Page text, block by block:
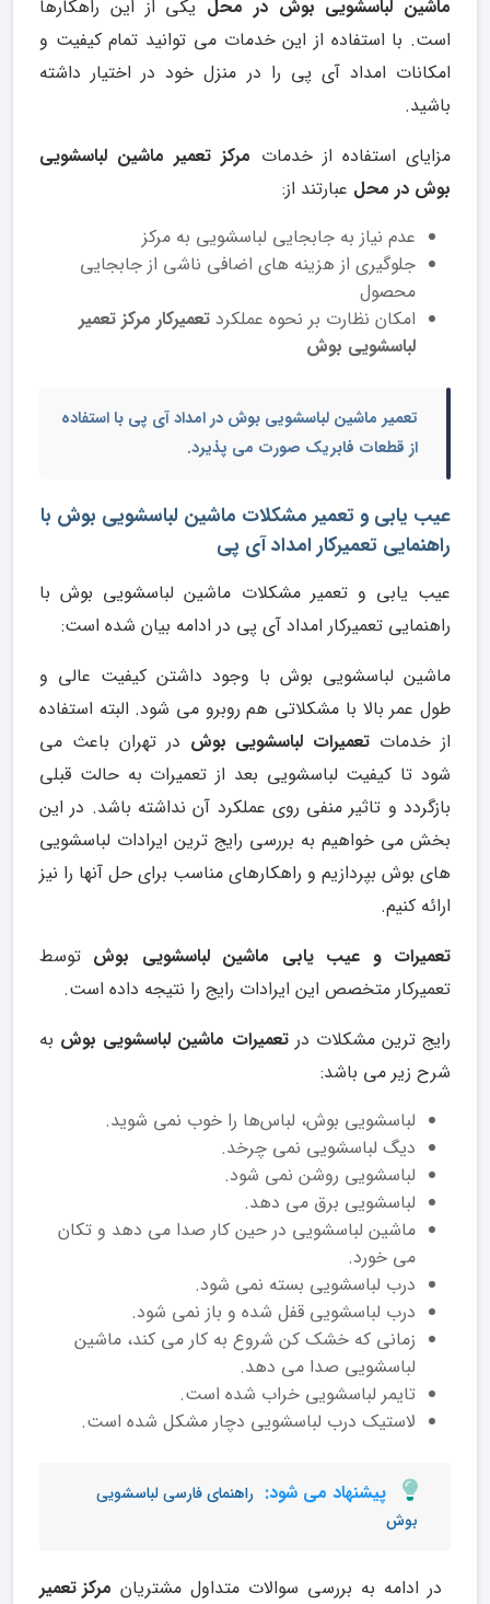
ماشین لباسشویی بوش در محل یکی از این راهکارها
است. با استفاده از این خدمات می توانید تمام کیفیت و
امکانات امداد آی پی را در منزل خود در اختیار داشته
باشید.
مزایای استفاده از خدمات مرکز تعمیر ماشین لباسشویی
بوش در محل عبارتند از:
عدم نیاز به جابجایی لباسشویی به مرکز
جلوگیری از هزینه های اضافی ناشی از جابجایی
محصول
امکان نظارت بر نحوه عملکرد تعمیرکار مرکز تعمیر
لباسشویی بوش
تعمیر ماشین لباسشویی بوش در امداد آی پی با استفاده
از قطعات فابریک صورت می پذیرد.
عیب یابی و تعمیر مشکلات ماشین لباسشویی بوش با
راهنمایی تعمیرکار امداد آی پی
عیب یابی و تعمیر مشکلات ماشین لباسشویی بوش با
راهنمایی تعمیرکار امداد آی پی در ادامه بیان شده است:
ماشین لباسشویی بوش با وجود داشتن کیفیت عالی و
طول عمر بالا با مشکلاتی هم روبرو می شود. البته استفاده
از خدمات تعمیرات لباسشویی بوش در تهران باعث می
شود تا کیفیت لباسشویی بعد از تعمیرات به حالت قبلی
بازگردد و تاثیر منفی روی عملکرد آن نداشته باشد. در این
بخش می خواهیم به بررسی رایج ترین ایرادات لباسشویی
های بوش بپردازیم و راهکارهای مناسب برای حل آنها را نیز
ارائه کنیم.
تعمیرات و عیب یابی ماشین لباسشویی بوش توسط
تعمیرکار متخصص این ایرادات رایج را نتیجه داده است.
رایج ترین مشکلات در تعمیرات ماشین لباسشویی بوش به
شرح زیر می باشد:
لباسشویی بوش، لباس‌ها را خوب نمی شوید.
دیگ لباسشویی نمی چرخد.
لباسشویی روشن نمی شود.
لباسشویی برق می دهد.
ماشین لباسشویی در حین کار صدا می دهد و تکان
می خورد.
درب لباسشویی بسته نمی شود.
درب لباسشویی قفل شده و باز نمی شود.
زمانی که خشک کن شروع به کار می کند، ماشین
لباسشویی صدا می دهد.
تایمر لباسشویی خراب شده است.
لاستیک درب لباسشویی دچار مشکل شده است.
پیشنهاد می شود: راهنمای فارسی لباسشویی
بوش
در ادامه به بررسی سوالات متداول مشتریان مرکز تعمیر